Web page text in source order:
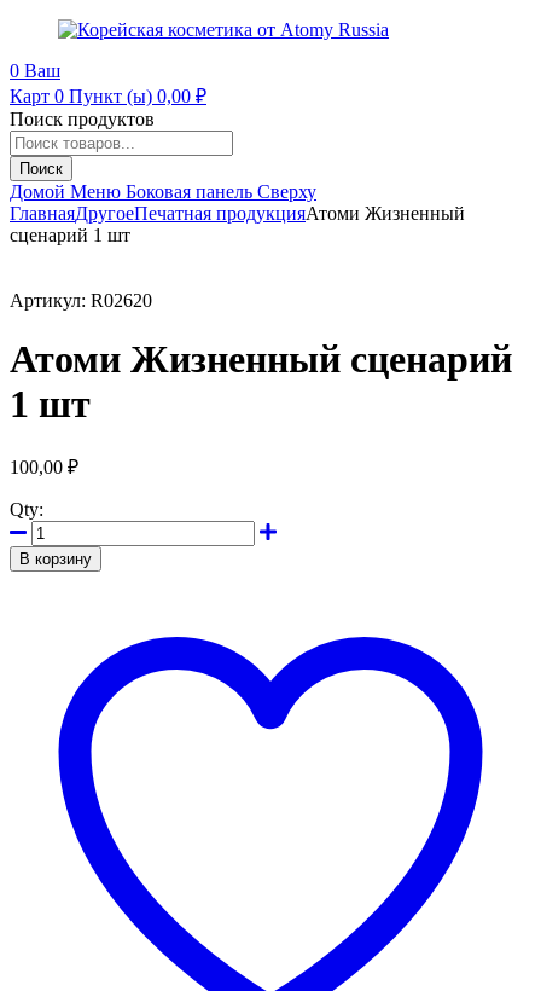
0 Ваш
Карт 0 Пункт (ы) 0,00 ₽
Поиск продуктов
Поиск
Домой Меню Боковая панель Сверху
ГлавнаяДругоеПечатная продукцияАтоми Жизненный
сценарий 1 шт
Артикул: R02620
Атоми Жизненный сценарий
1 шт
100,00 ₽
Qty:
В корзину